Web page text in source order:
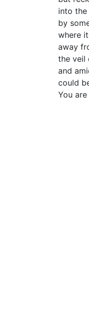
into the
by
where
away
the veil
and
could
You